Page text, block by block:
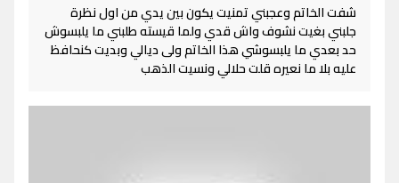
شفت الخاتم وعجبني تمنيت يكون بين يدي من اول نظرة
جلبني بغيت نشوف واش قدي ولما قيسته طلبني ما يلبسوش
حد بعدي ما يلبسوشي هذا الخاتم ولى ديالي وبديت كنحافظ
عليه بلا ما نعيره قلت حلالي ونسيت الذهب